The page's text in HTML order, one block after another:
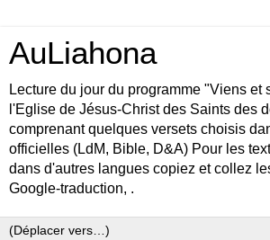
AuLiahona
Lecture du jour du programme "Viens et
l'Eglise de Jésus-Christ des Saints des
comprenant quelques versets choisis
officielles (LdM, Bible, D&A) Pour les
dans d'autres langues copiez et collez
Google-traduction, .